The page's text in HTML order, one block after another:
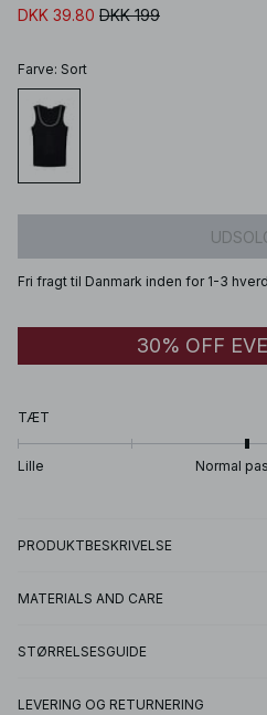
DKK 39.80 DKK 199
Farve: Sort
Fri fragt til Danmark inden for 1-3
30% OFF
TÆT
Lille Normal
PRODUKTBESKRIVELSE
MATERIALS AND CARE
STØRRELSESGUIDE
LEVERING OG RETURNERING